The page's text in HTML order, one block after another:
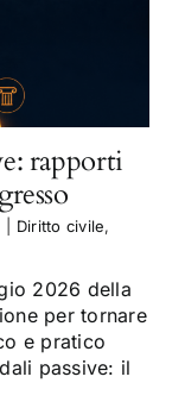
rapporti
Diritto civile,
2026 della
per tornare
e pratico
passive: il